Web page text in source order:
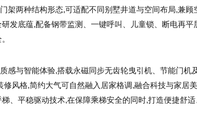
架两种结构形态,可适配不同别墅井道与空间布局,兼顾
发底蕴,配备钢带监测、一键呼叫、儿童锁、断电再平
感与智能体验,搭载永磁同步无齿轮曳引机、节能门机
风格,简约大气可自然融入居家格调,融合科技与家居
、平稳驱动技术,在保障乘梯安全的同时,打造便捷舒